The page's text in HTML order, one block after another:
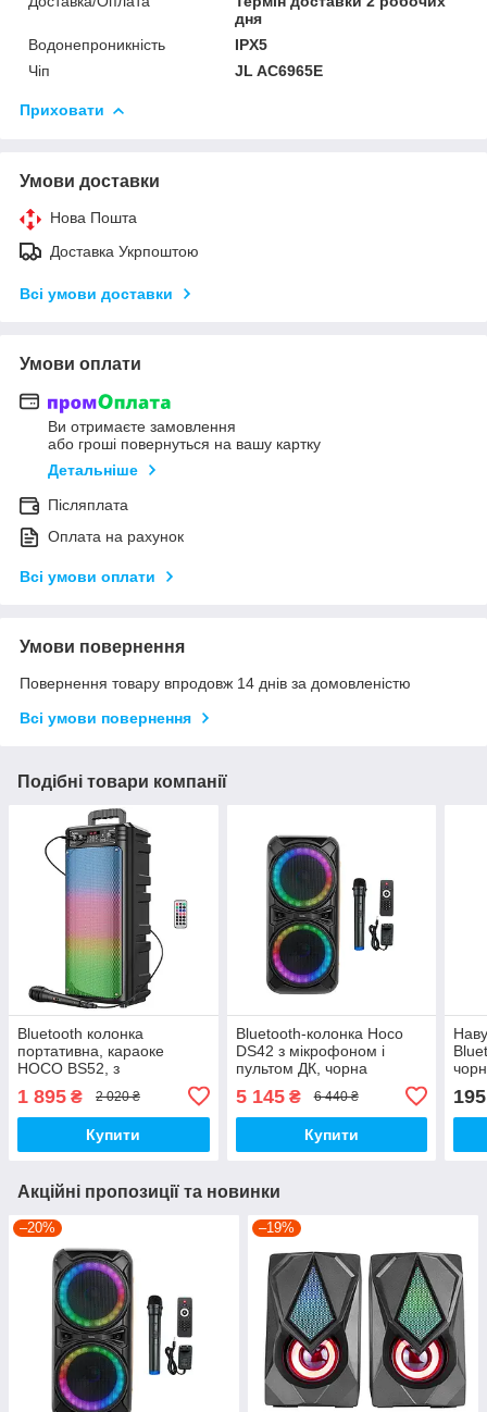
дня
Водонепроникність
IPX5
Чіп
JL AC6965E
Приховати
Умови доставки
Нова Пошта
Доставка Укрпоштою
Всі умови доставки
Умови оплати
Ви отримаєте замовлення
або гроші повернуться на вашу картку
Детальніше
Післяплата
Оплата на рахунок
Всі умови оплати
Умови повернення
Повернення товару впродовж 14 днів за домовленістю
Всі умови повернення
Подібні товари компанії
Bluetooth колонка
портативна, караоке
HOCO BS52, з
мікрофоном і пультом ДК,
чорна
1 895 ₴ 2 020 ₴
Купити
Bluetooth-колонка Hoco
DS42 з мікрофоном і
пультом ДК, чорна
5 145₴ 6 440 ₴
Купити
195
Акційні пропозиції та новинки
–20% –19%